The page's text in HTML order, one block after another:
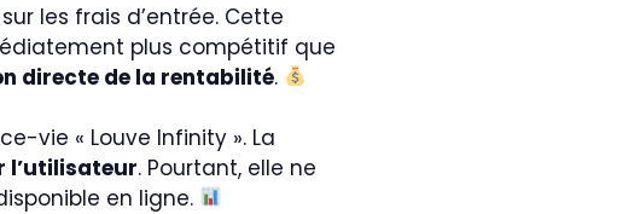
les frais d’entrée. Cette
plus compétitif que
directe de la rentabilité.
vie « Louve Infinity ». La
l’utilisateur. Pourtant, elle ne
en ligne.